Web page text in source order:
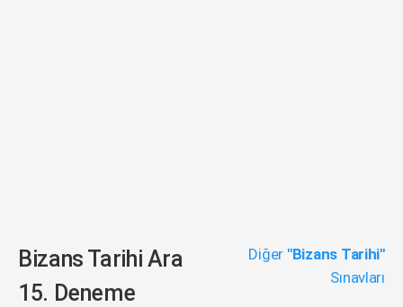
Bizans Tarihi Ara
15. Deneme
Diğer "Bizans Tarihi"
Sınavları